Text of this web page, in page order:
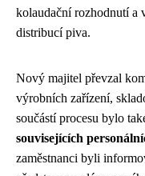
kolaudační rozhodnutí a
distribucí piva.
Nový majitel převzal
výrobních zařízení,
součástí procesu bylo
souvisejících
zaměstnanci byli